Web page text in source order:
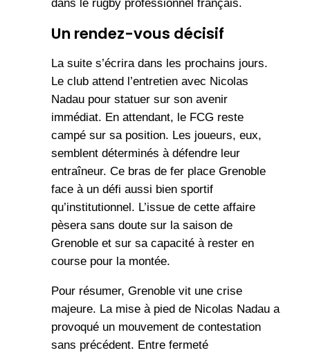
dans le rugby professionnel français.
Un rendez-vous décisif
La suite s’écrira dans les prochains jours.
Le club attend l’entretien avec Nicolas
Nadau pour statuer sur son avenir
immédiat. En attendant, le FCG reste
campé sur sa position. Les joueurs, eux,
semblent déterminés à défendre leur
entraîneur. Ce bras de fer place Grenoble
face à un défi aussi bien sportif
qu’institutionnel. L’issue de cette affaire
pèsera sans doute sur la saison de
Grenoble et sur sa capacité à rester en
course pour la montée.
Pour résumer, Grenoble vit une crise
majeure. La mise à pied de Nicolas Nadau a
provoqué un mouvement de contestation
sans précédent. Entre fermeté